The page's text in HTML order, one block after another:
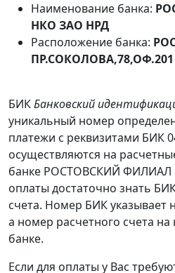
Наименование банка:
НКО ЗАО НРД
Расположение банка:
ПР.СОКОЛОВА,78,ОФ.201
БИКБанковский
уникальный номер
платежи с реквизитами БИК
осуществляются на
банке РОСТОВСКИЙ ФИЛИАЛ
оплаты достаточно знать
счета. Номер БИК указывает
а номер расчетного счета
банке.
Если для оплаты у Вас